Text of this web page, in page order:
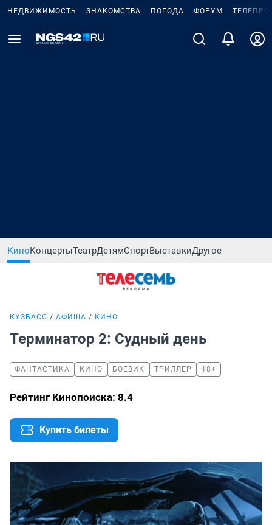
НЕДВИЖИМОСТЬ ЗНАКОМСТВА ПОГОДА ФОРУМ
КиноКонцертыТеатрДетямСпортВыставкиДругое
КУЗБАСС АФИША КИНО
Терминатор 2: Судный день
ФАНТАСТИКА КИНО БОЕВИК ТРИЛЛЕР 18+
Рейтинг Кинопоиска: 8.4
Купить билеты